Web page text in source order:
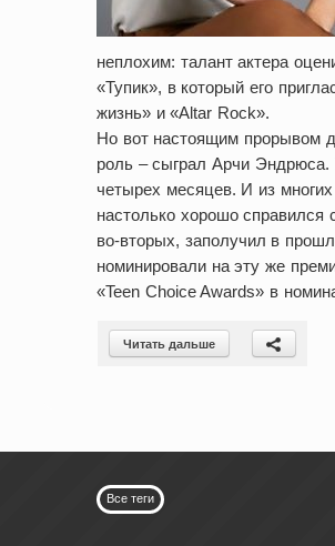
неплохим: талант актера
«Тупик», в который его
жизнь» и «Altar Rock».
Но вот настоящим прорывом
роль – сыграл Арчи Эндрюса.
четырех месяцев. И из
настолько хорошо справился
во-вторых, заполучил в
номинировали на эту же
«Teen Choice Awards» в
Читать дальше
Все теги